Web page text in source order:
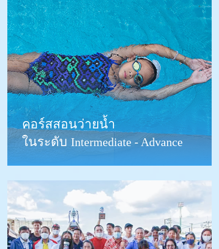
คอร์สสอนว่ายน้ำ
ในระดับ Intermediate - Advance